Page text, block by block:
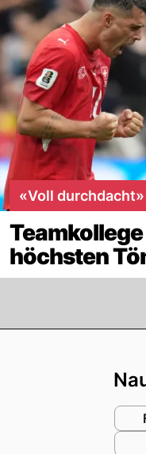
«Voll durchdacht»
höchsten